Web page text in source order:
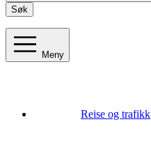
Søk
Meny
Reise og trafikk